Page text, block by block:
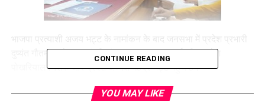
दुष्यंत गौतम, प्रदेश महामंत्री संगठन अजय कुमार, पूर्व सीएम रमेश
पोखरियाल निशंक और प्रदेश अध्यक्ष महेंद्र भट्ट पहुंचे है।
CONTINUE READING
YOU MAY LIKE